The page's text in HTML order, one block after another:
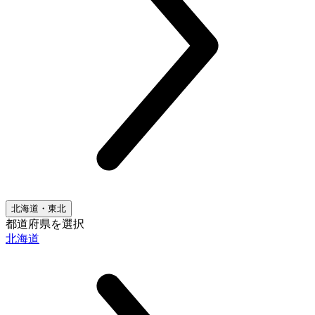
北海道・東北
都道府県を選択
北海道